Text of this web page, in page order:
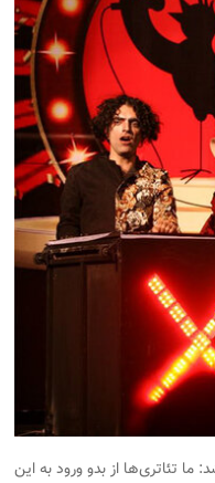
تئاتری‌ها از بدو ورود به این